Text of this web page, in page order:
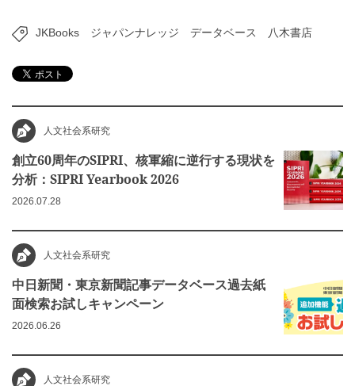
JKBooks ジャパンナレッジ データベース 八木書店
人文社会系研究
創立60周年のSIPRI、核軍縮に逆行する現状を
分析：SIPRI Yearbook 2026
2026.07.28
人文社会系研究
中日新聞・東京新聞記事データベース過去紙
面検索お試しキャンペーン
2026.06.26
人文社会系研究